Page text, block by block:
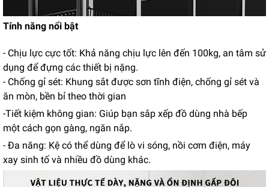
Tính năng nổi bật
- Chịu lực cực tốt: Khả năng chịu lực lên đến 100kg, an tâm sử
dụng để đựng các thiết bị nặng.
- Chống gỉ sét: Khung sắt được sơn tĩnh điện, chống gỉ sét và
ăn mòn, bền bỉ theo thời gian
-Tiết kiệm không gian: Giúp bạn sắp xếp đồ dùng nhà bếp
một cách gọn gàng, ngăn nắp.
- Đa năng: Kệ có thể dùng để lò vi sóng, nồi cơm điện, máy
xay sinh tố và nhiều đồ dùng khác.